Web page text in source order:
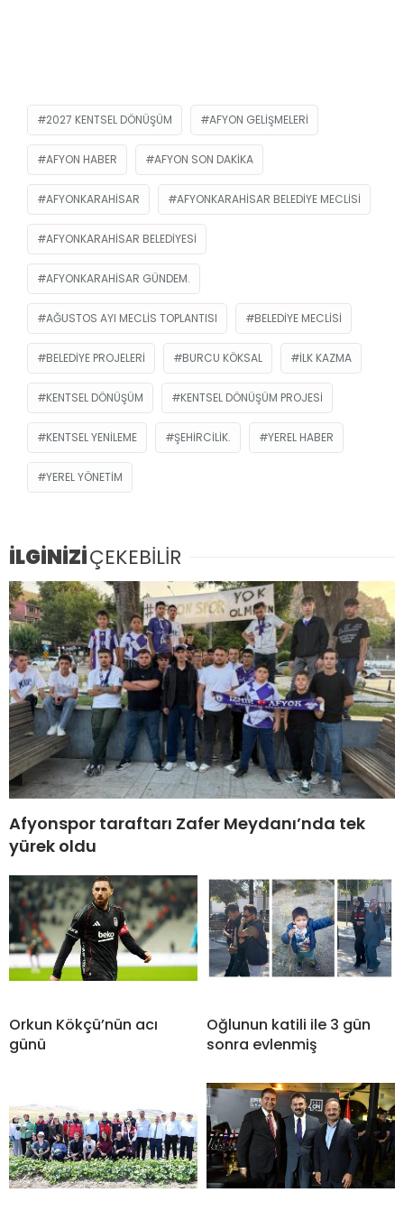
2027 KENTSEL DÖNÜŞÜM AFYON GELIŞMELERI
AFYON HABER AFYON SON DAKIKA
AFYONKARAHISAR AFYONKARAHISAR BELEDIYE MECLISI
AFYONKARAHISAR BELEDIYESI
AFYONKARAHISAR GÜNDEM.
AĞUSTOS AYI MECLIS TOPLANTISI BELEDIYE MECLISI
BELEDIYE PROJELERI BURCU KÖKSAL ILK KAZMA
KENTSEL DÖNÜŞÜM KENTSEL DÖNÜŞÜM PROJESI
KENTSEL YENILEME ŞEHIRCILIK. YEREL HABER
YEREL YÖNETIM
İLGİNİZİÇEKEBİLİR
Afyonspor taraftarı Zafer Meydanı’nda tek
yürek oldu
Orkun Kökçü’nün acı
günü
Oğlunun katili ile 3 gün
sonra evlenmiş